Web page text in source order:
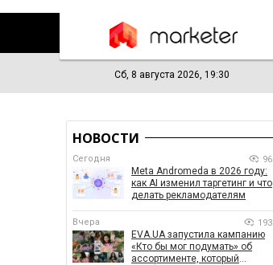
Сб, 8 августа 2026, 19:30
НОВОСТИ
Сегодня 96
Meta Andromeda в 2026 году:
как AI изменил таргетинг и что
делать рекламодателям
Вчера 193
EVA.UA запустила кампанию
«Кто бы мог подумать» об
ассортименте, который